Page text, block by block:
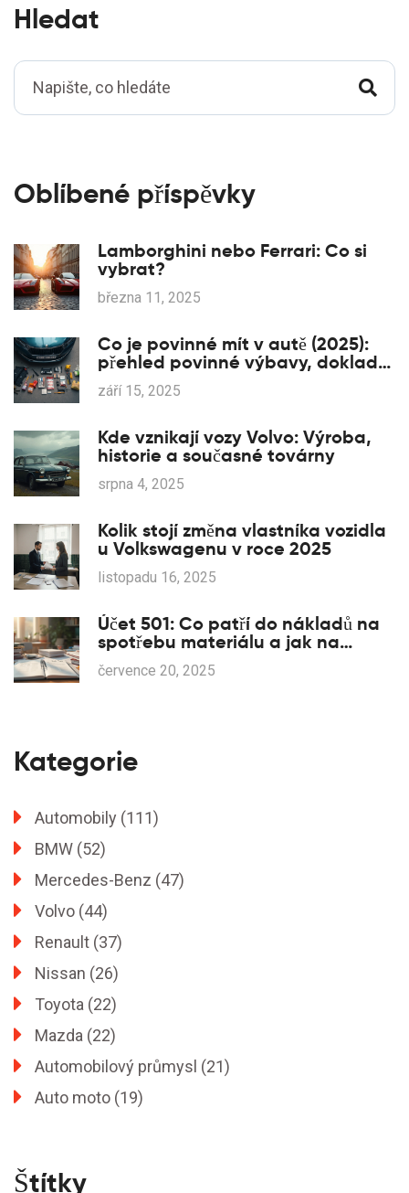
Hledat
Oblíbené příspěvky
Lamborghini nebo Ferrari: Co si
vybrat?
března 11, 2025
Co je povinné mít v autě (2025):
přehled povinné výbavy, dokladů
a pokut
září 15, 2025
Kde vznikají vozy Volvo: Výroba,
historie a současné továrny
srpna 4, 2025
Kolik stojí změna vlastníka vozidla
u Volkswagenu v roce 2025
listopadu 16, 2025
Účet 501: Co patří do nákladů na
spotřebu materiálu a jak na
správné účtování?
července 20, 2025
Kategorie
Automobily (111)
BMW (52)
Mercedes-Benz (47)
Volvo (44)
Renault (37)
Nissan (26)
Toyota (22)
Mazda (22)
Automobilový průmysl (21)
Auto moto (19)
Štítky